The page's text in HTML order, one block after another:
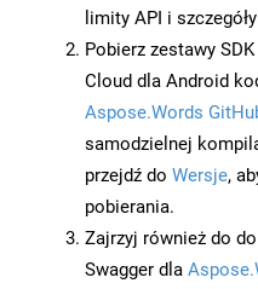
limity API i
Pobierz zestawy
Cloud dla Android
Aspose.Words
samodzielnej
przejdź do Wersje,
pobierania.
Zajrzyj również do
Swagger dla